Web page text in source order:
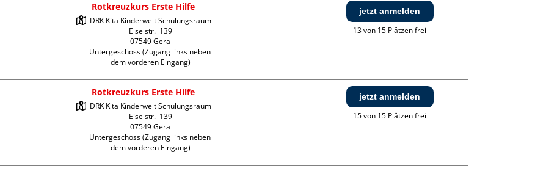
Rotkreuzkurs Erste Hilfe
DRK Kita Kinderwelt Schulungsraum
Eiselstr.  139
07549 Gera
Untergeschoss (Zugang links neben
dem vorderen Eingang)
jetzt anmelden
13 von 15 Plätzen frei
Rotkreuzkurs Erste Hilfe
DRK Kita Kinderwelt Schulungsraum
Eiselstr.  139
07549 Gera
Untergeschoss (Zugang links neben
dem vorderen Eingang)
jetzt anmelden
15 von 15 Plätzen frei